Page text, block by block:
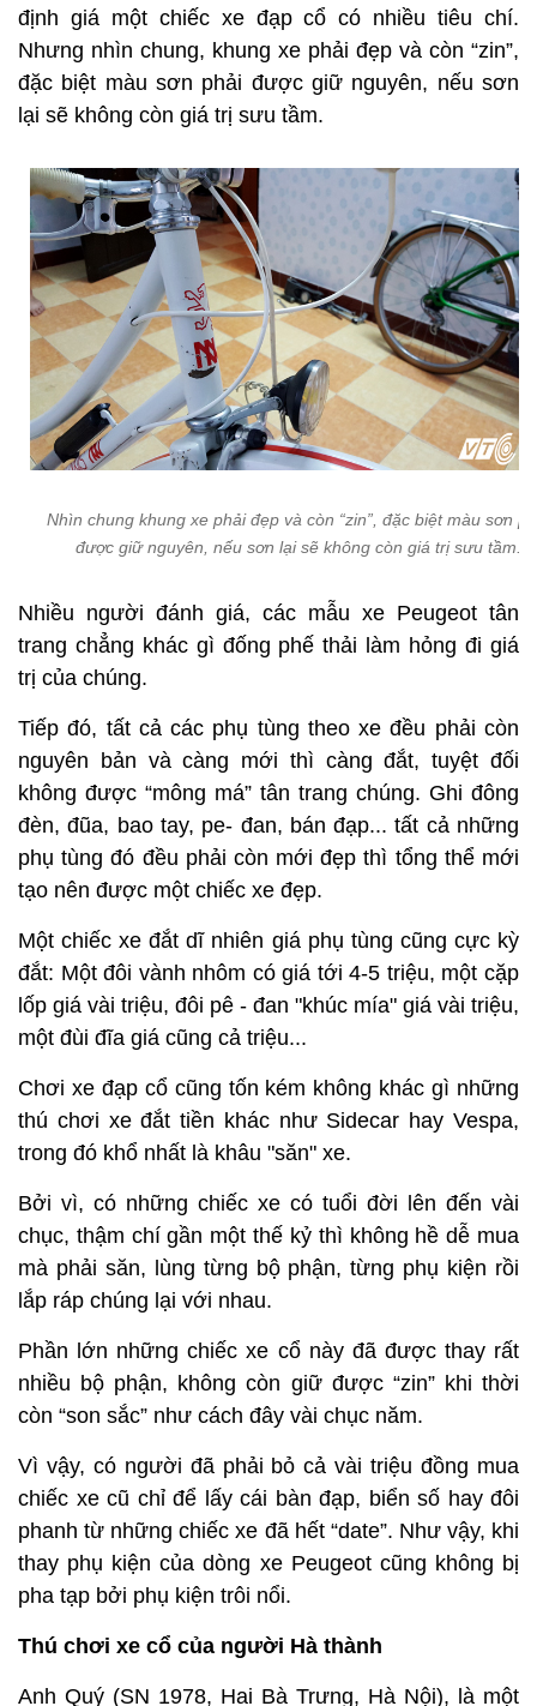
định giá một chiếc xe đạp cổ có nhiều tiêu chí.
Nhưng nhìn chung, khung xe phải đẹp và còn “zin”,
đặc biệt màu sơn phải được giữ nguyên, nếu sơn
lại sẽ không còn giá trị sưu tầm.
Nhìn chung khung xe phải đẹp và còn “zin”, đặc biệt màu sơn
được giữ nguyên, nếu sơn lại sẽ không còn giá trị sưu tầm.
Nhiều người đánh giá, các mẫu xe Peugeot tân
trang chẳng khác gì đống phế thải làm hỏng đi giá
trị của chúng.
Tiếp đó, tất cả các phụ tùng theo xe đều phải còn
nguyên bản và càng mới thì càng đắt, tuyệt đối
không được “mông má” tân trang chúng. Ghi đông
đèn, đũa, bao tay, pe- đan, bán đạp... tất cả những
phụ tùng đó đều phải còn mới đẹp thì tổng thể mới
tạo nên được một chiếc xe đẹp.
Một chiếc xe đắt dĩ nhiên giá phụ tùng cũng cực kỳ
đắt: Một đôi vành nhôm có giá tới 4-5 triệu, một cặp
lốp giá vài triệu, đôi pê - đan "khúc mía" giá vài triệu,
một đùi đĩa giá cũng cả triệu...
Chơi xe đạp cổ cũng tốn kém không khác gì những
thú chơi xe đắt tiền khác như Sidecar hay Vespa,
trong đó khổ nhất là khâu "săn" xe.
Bởi vì, có những chiếc xe có tuổi đời lên đến vài
chục, thậm chí gần một thế kỷ thì không hề dễ mua
mà phải săn, lùng từng bộ phận, từng phụ kiện rồi
lắp ráp chúng lại với nhau.
Phần lớn những chiếc xe cổ này đã được thay rất
nhiều bộ phận, không còn giữ được “zin” khi thời
còn “son sắc” như cách đây vài chục năm.
Vì vậy, có người đã phải bỏ cả vài triệu đồng mua
chiếc xe cũ chỉ để lấy cái bàn đạp, biển số hay đôi
phanh từ những chiếc xe đã hết “date”. Như vậy, khi
thay phụ kiện của dòng xe Peugeot cũng không bị
pha tạp bởi phụ kiện trôi nổi.
Thú chơi xe cổ của người Hà thành
Anh Quý (SN 1978, Hai Bà Trưng, Hà Nội), là một